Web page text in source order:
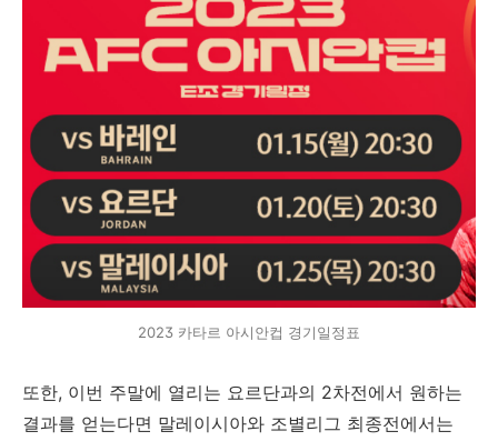
2023 카타르 아시안컵 경기일정표
또한, 이번 주말에 열리는 요르단과의 2차전에서 원하는
결과를 얻는다면 말레이시아와 조별리그 최종전에서는